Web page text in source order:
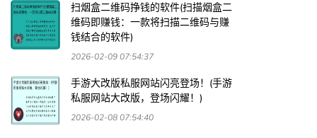
扫烟盒二维码挣钱的软件(扫描烟盒二
维码即赚钱：一款将扫描二维码与赚
钱结合的软件)
2026-02-09 07:54:37
手游大改版私服网站闪亮登场！(手游
私服网站大改版，登场闪耀！)
2026-02-08 07:54:40